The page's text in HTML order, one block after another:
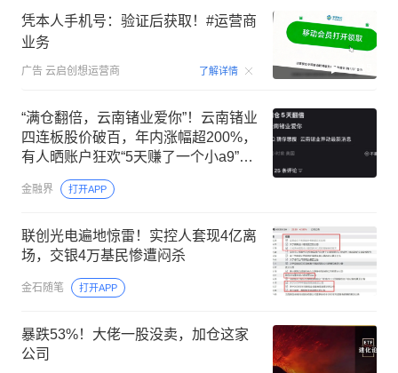
凭本人手机号：验证后获取！#运营商
业务
广告 云启创想运营商 了解详情 00:15
“满仓翻倍，云南锗业爱你”！云南锗业
四连板股价破百，年内涨幅超200%，
有人晒账户狂欢“5天赚了一个小a9”，
有人踏空失眠哭诉比下跌更难受
金融界 打开APP
联创光电遍地惊雷！实控人套现4亿离
场，交银4万基民惨遭闷杀
金石随笔 打开APP
暴跌53%！大佬一股没卖，加仓这家
公司